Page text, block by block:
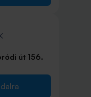
út 156.